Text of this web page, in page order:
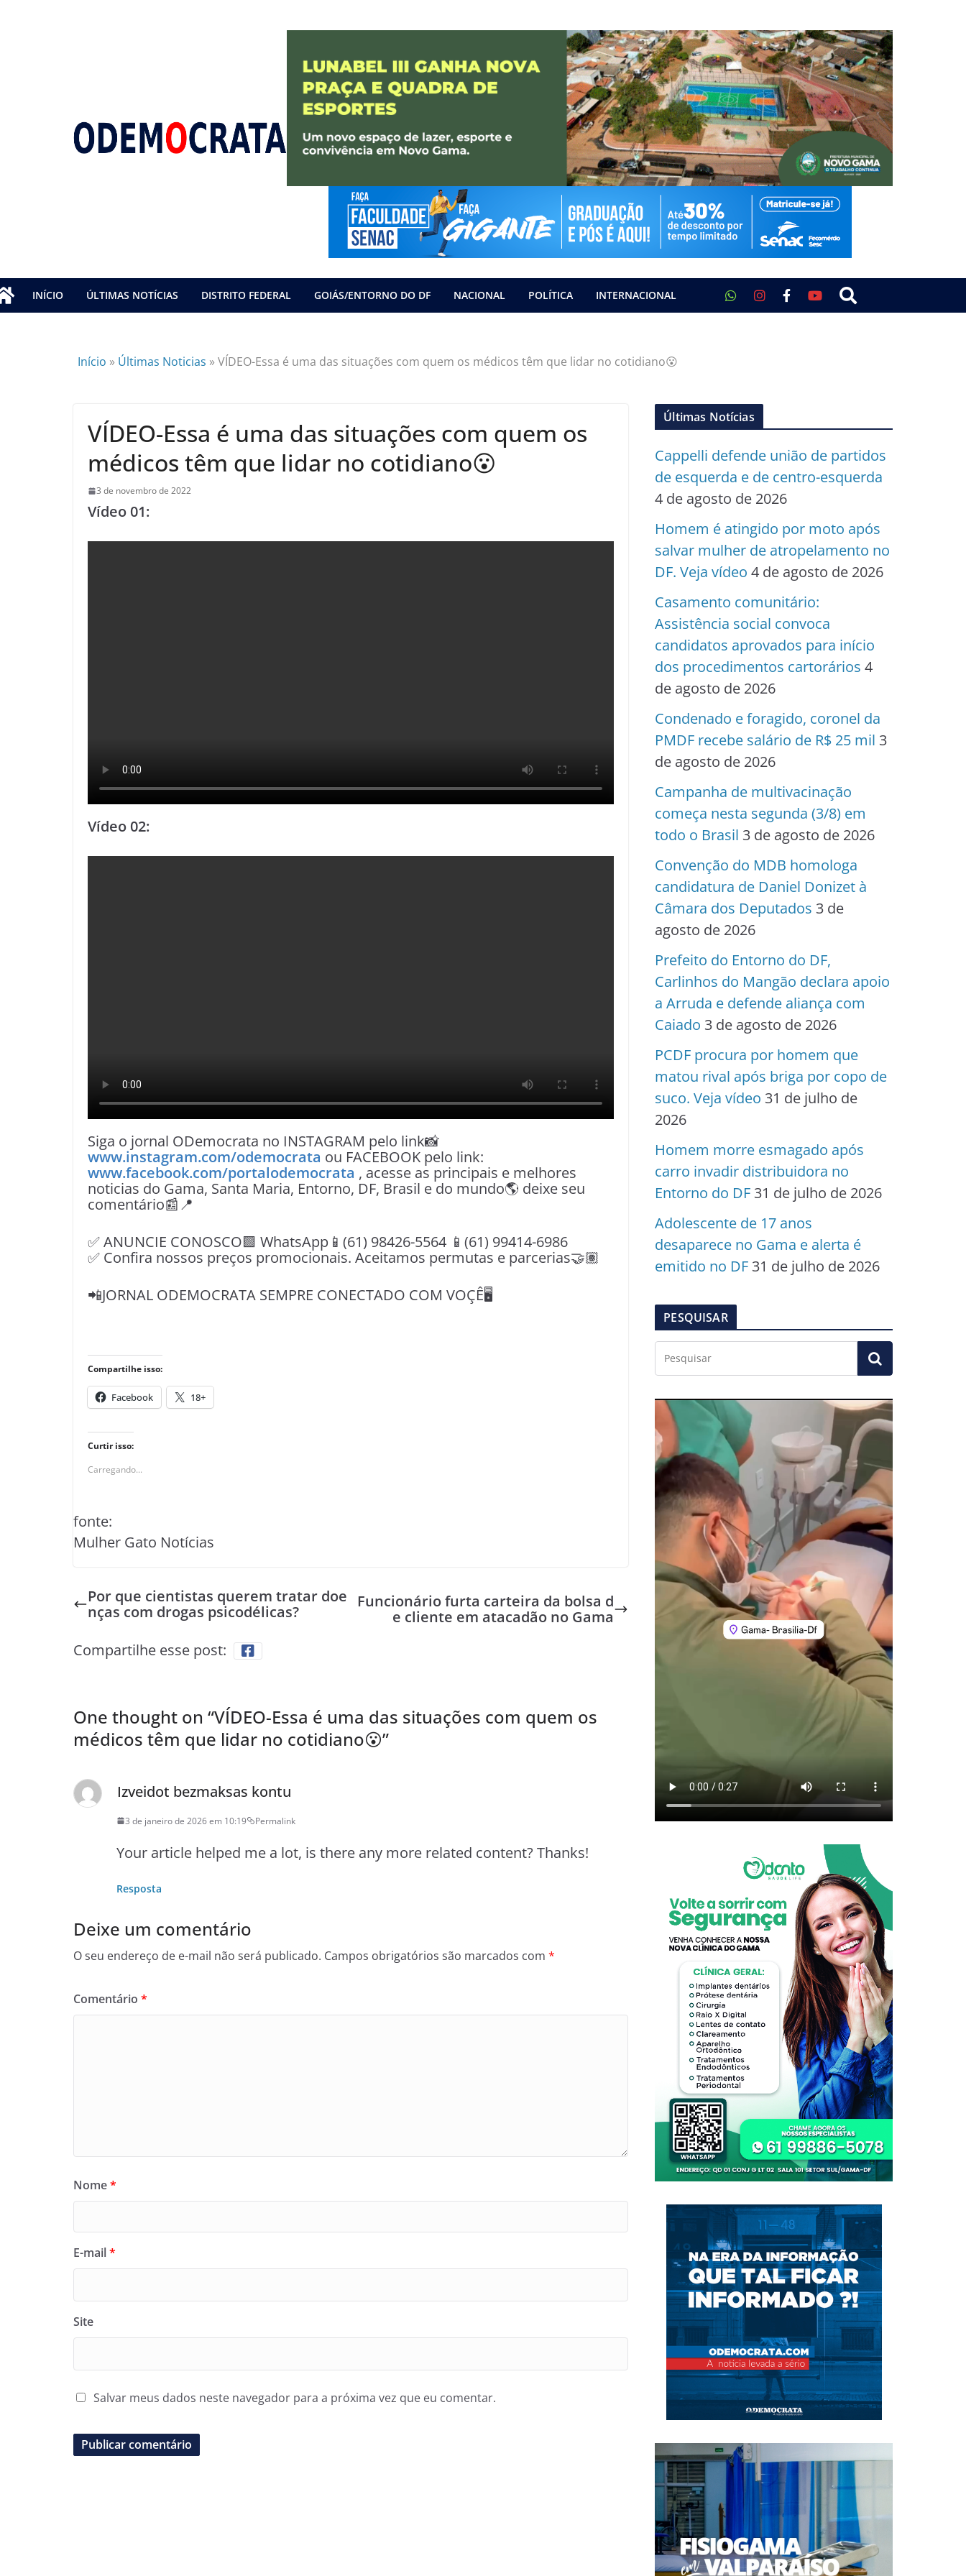
INÍCIO ÚLTIMAS NOTÍCIAS DISTRITO FEDERAL GOIÁS/ENTORNO DO DF NACIONAL POLÍTICA INTERNACIONAL
Início » Últimas Noticias »VÍDEO-Essa é uma das situações com quem os médicos têm que lidar no cotidiano😮
VÍDEO-Essa é uma das situações com quem os
médicos têm que lidar no cotidiano😮
3 de novembro de 2022
Vídeo 01:
Vídeo 02:
Siga o jornal ODemocrata no INSTAGRAM pelo link📸
www.instagram.com/odemocrata ou FACEBOOK pelo link:
www.facebook.com/portalodemocrata , acesse as principais e melhores
noticias do Gama, Santa Maria, Entorno, DF, Brasil e do mundo🌎 deixe seu
comentário📰📍
✅ ANUNCIE CONOSCO🟩 WhatsApp📱(61) 98426-5564 📱(61) 99414-6986
✅ Confira nossos preços promocionais. Aceitamos permutas e parcerias🤝🏽
📲JORNAL ODEMOCRATA SEMPRE CONECTADO COM VOÇÊ🖥️
Compartilhe isso:
Facebook 18+
Curtir isso:
Carregando...
fonte:
Mulher Gato Notícias
Por que cientistas querem tratar doe
nças com drogas psicodélicas?
Funcionário furta carteira da bolsa d
e cliente em atacadão no Gama
Compartilhe esse post:
One thought on “VÍDEO-Essa é uma das situações com quem os
médicos têm que lidar no cotidiano😮”
Izveidot bezmaksas kontu
3 de janeiro de 2026 em 10:19 Permalink
Your article helped me a lot, is there any more related content? Thanks!
Resposta
Deixe um comentário
O seu endereço de e-mail não será publicado. Campos obrigatórios são marcados com *
Comentário *
Nome*
E-mail*
Site
Salvar meus dados neste navegador para a próxima vez que eu comentar.
Últimas Notícias
Cappelli defende união de partidos
de esquerda e de centro-esquerda
4 de agosto de 2026
Homem é atingido por moto após
salvar mulher de atropelamento no
DF. Veja vídeo 4 de agosto de 2026
Casamento comunitário:
Assistência social convoca
candidatos aprovados para início
dos procedimentos cartorários 4
de agosto de 2026
Condenado e foragido, coronel da
PMDF recebe salário de R$ 25 mil 3
de agosto de 2026
Campanha de multivacinação
começa nesta segunda (3/8) em
todo o Brasil 3 de agosto de 2026
Convenção do MDB homologa
candidatura de Daniel Donizet à
Câmara dos Deputados 3 de
agosto de 2026
Prefeito do Entorno do DF,
Carlinhos do Mangão declara apoio
a Arruda e defende aliança com
Caiado 3 de agosto de 2026
PCDF procura por homem que
matou rival após briga por copo de
suco. Veja vídeo 31 de julho de
2026
Homem morre esmagado após
carro invadir distribuidora no
Entorno do DF 31 de julho de 2026
Adolescente de 17 anos
desaparece no Gama e alerta é
emitido no DF 31 de julho de 2026
PESQUISAR